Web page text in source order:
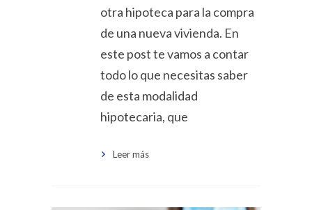
otra hipoteca para la compra
de una nueva vivienda. En
este post te vamos a contar
todo lo que necesitas saber
de esta modalidad
hipotecaria, que
Leer más